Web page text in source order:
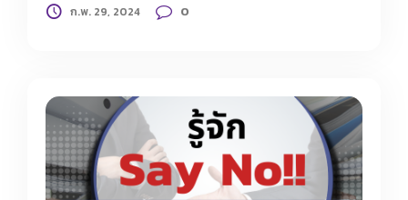
ก.พ. 29, 2024 0